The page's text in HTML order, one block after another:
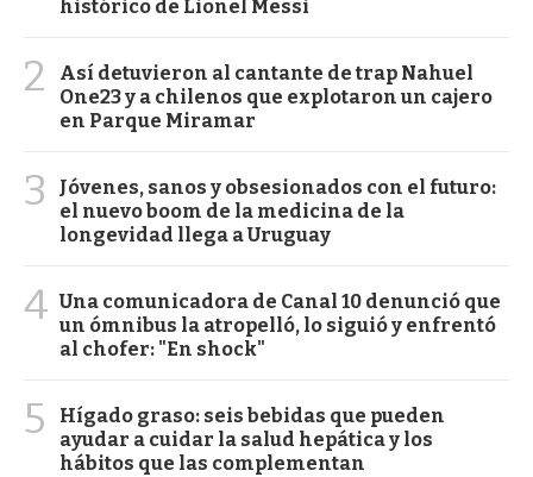
histórico de Lionel Messi
2
Así detuvieron al cantante de trap Nahuel
One23 y a chilenos que explotaron un cajero
en Parque Miramar
3
Jóvenes, sanos y obsesionados con el futuro:
el nuevo boom de la medicina de la
longevidad llega a Uruguay
4 Una comunicadora de Canal 10 denunció que
un ómnibus la atropelló, lo siguió y enfrentó
al chofer: "En shock"
5
Hígado graso: seis bebidas que pueden
ayudar a cuidar la salud hepática y los
hábitos que las complementan